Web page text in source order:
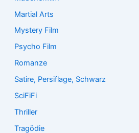
Martial Arts
Mystery Film
Psycho Film
Romanze
Satire, Persiflage, Schwarz
SciFiFi
Thriller
Tragödie